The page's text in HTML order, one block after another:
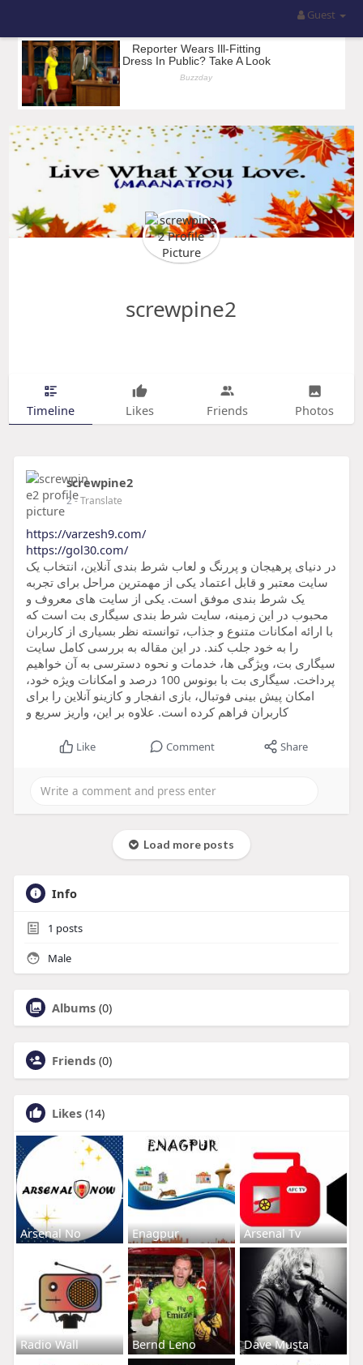
Guest
screwpine2
Timeline Likes Friends Photos
screwpine2
2- Translate
https://varzesh9.com/
https://gol30.com/
در دنیای پرهیجان و پررنگ و لعاب شرط بندی آنلاین، انتخاب یک
سایت معتبر و قابل اعتماد یکی از مهمترین مراحل برای تجربه
یک شرط بندی موفق است. یکی از سایت های معروف و
محبوب در این زمینه، سایت شرط بندی سیگاری بت است که
با ارائه امکانات متنوع و جذاب، توانسته نظر بسیاری از کاربران
را به خود جلب کند. در این مقاله به بررسی کامل سایت
سیگاری بت، ویژگی ها، خدمات و نحوه دسترسی به آن خواهیم
پرداخت. سیگاری بت با بونوس 100 درصد و امکانات ویژه خود،
امکان پیش بینی فوتبال، بازی انفجار و کازینو آنلاین را برای
کاربران فراهم کرده است. علاوه بر این، واریز سریع و
Like Comment Share
Load more posts
Info
1 posts
Male
Albums (0)
Friends (0)
Likes (14)
Arsenal No Enagpur Arsenal Tv
Radio Wall Bernd Leno Dave Musta